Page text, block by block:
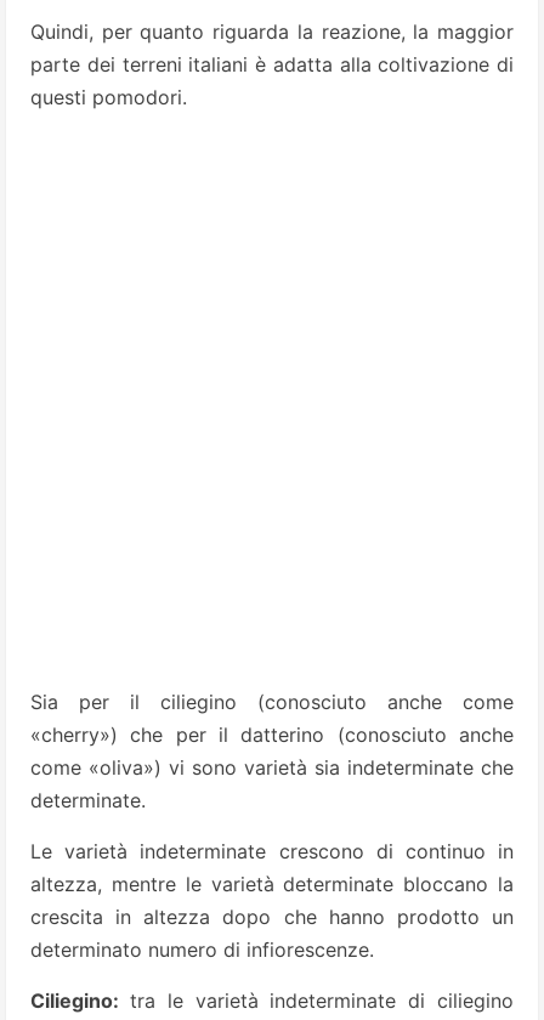
Quindi, per quanto riguarda la reazione, la maggior
parte dei terreni italiani è adatta alla coltivazione di
questi pomodori.
Sia per il ciliegino (conosciuto anche come
«cherry») che per il datterino (conosciuto anche
come «oliva») vi sono varietà sia indeterminate che
determinate.
Le varietà indeterminate crescono di continuo in
altezza, mentre le varietà determinate bloccano la
crescita in altezza dopo che hanno prodotto un
determinato numero di infiorescenze.
Ciliegino: tra le varietà indeterminate di ciliegino